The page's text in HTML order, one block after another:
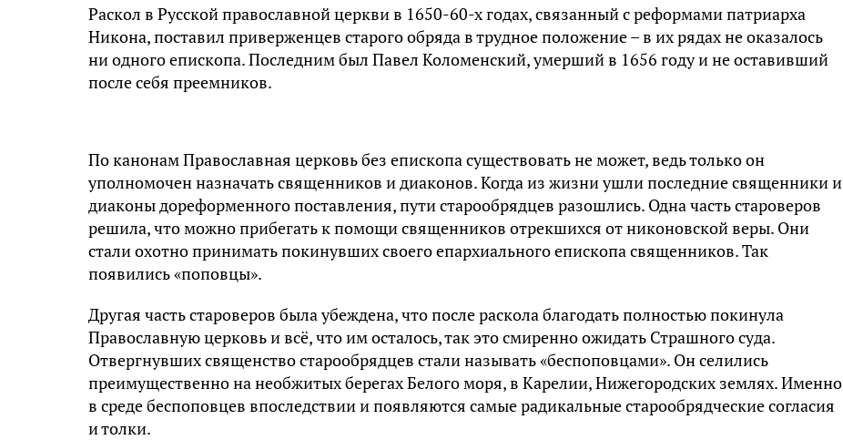
Раскол в Русской православной церкви в 1650-60-х годах, связанный с реформами патриарха
Никона, поставил приверженцев старого обряда в трудное положение – в их рядах не оказалось
ни одного епископа. Последним был Павел Коломенский, умерший в 1656 году и не оставивший
после себя преемников.
По канонам Православная церковь без епископа существовать не может, ведь только он
уполномочен назначать священников и диаконов. Когда из жизни ушли последние священники и
диаконы дореформенного поставления, пути старообрядцев разошлись. Одна часть староверов
решила, что можно прибегать к помощи священников отрекшихся от никоновской веры. Они
стали охотно принимать покинувших своего епархиального епископа священников. Так
появились «поповцы».
Другая часть староверов была убеждена, что после раскола благодать полностью покинула
Православную церковь и всё, что им осталось, так это смиренно ожидать Страшного суда.
Отвергнувших священство старообрядцев стали называть «беспоповцами». Он селились
преимущественно на необжитых берегах Белого моря, в Карелии, Нижегородских землях. Именно
в среде беспоповцев впоследствии и появляются самые радикальные старообрядческие согласия
и толки.